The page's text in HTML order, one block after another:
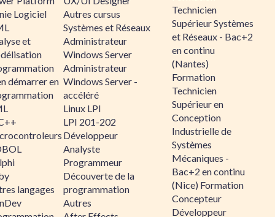
Logiciel
et
démarrer en
langages
Autres cursus
Systèmes et Réseaux
Administrateur
Windows Server
Administrateur
Windows Server -
accéléré
Linux LPI
LPI 201-202
Développeur
Analyste
Programmeur
Découverte de la
programmation
Autres
Technicien
Supérieur Systèmes
et Réseaux - Bac+2
en continu
(Nantes)
Formation
Technicien
Supérieur en
Conception
Industrielle de
Systèmes
Mécaniques -
Bac+2 en continu
(Nice) Formation
Concepteur
Développeur